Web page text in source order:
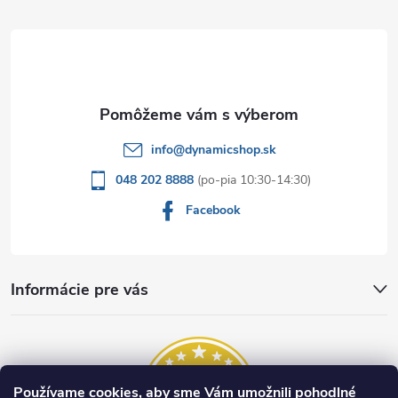
Používame cookies, aby sme Vám umožnili pohodlné
Informácie pre vás
info@dynamicshop.sk
048 202 8888
Facebook